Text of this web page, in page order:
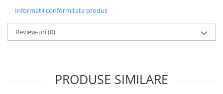
Informatii conformitate produs
Review-uri(0)
PRODUSE SIMILARE